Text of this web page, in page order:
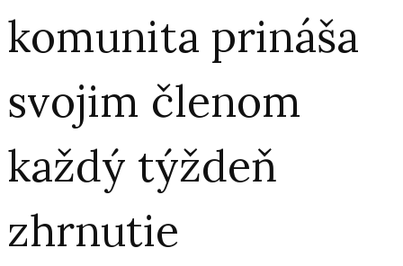
komunita prináša
svojim členom
každý týždeň
zhrnutie